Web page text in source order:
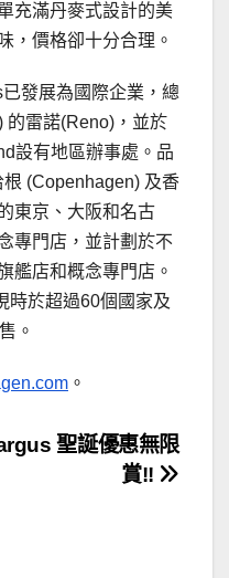
充滿丹麥式設計的美
，價格卻十分合理。
發展為國際企業，總
的雷諾(Reno)，並於
設有地區辦事處。品
(Copenhagen) 及香
東京、大阪和名古
專門店，並計劃於不
艦店和概念專門店。
時於超過60個國家及
。
。
聖誕優惠無限
賞!!